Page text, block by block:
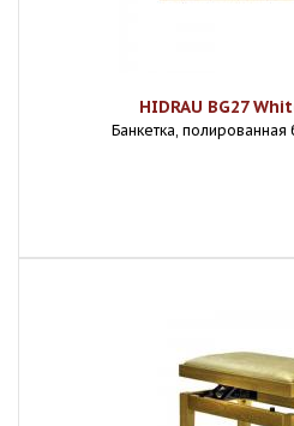
HIDRAU BG27
Банкетка,